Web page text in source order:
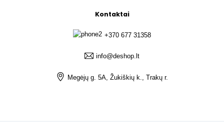
Kontaktai
+370 677 31358
info@deshop.lt
Megėjų g. 5A, Žukiškių k., Trakų r.